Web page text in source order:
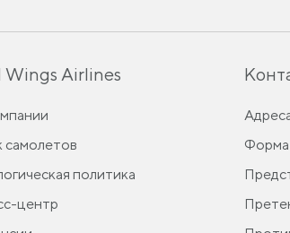
Wings Airlines
самолетов
политика
центр
Форма